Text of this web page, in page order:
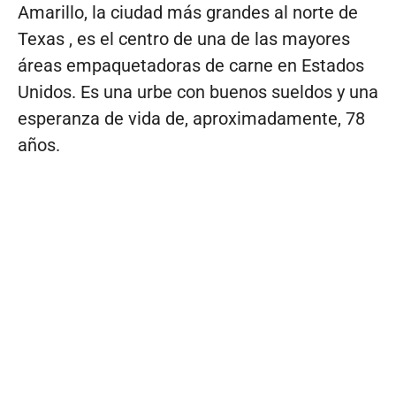
Amarillo, la ciudad más grandes al norte de
Texas , es el centro de una de las mayores
áreas empaquetadoras de carne en Estados
Unidos. Es una urbe con buenos sueldos y una
esperanza de vida de, aproximadamente, 78
años.